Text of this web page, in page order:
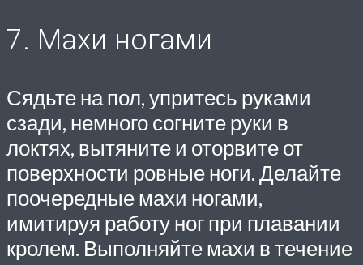
7. Махи ногами
Сядьте на пол, упритесь руками
сзади, немного согните руки в
локтях, вытяните и оторвите от
поверхности ровные ноги. Делайте
поочередные махи ногами,
имитируя работу ног при плавании
кролем. Выполняйте махи в течение